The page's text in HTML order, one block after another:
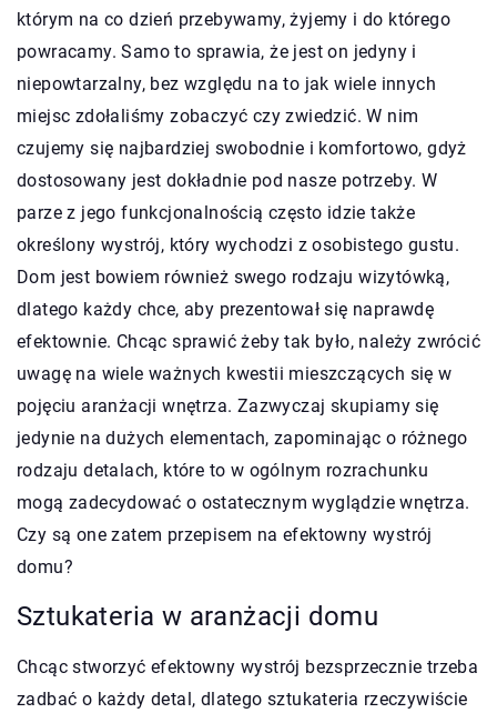
którym na co dzień przebywamy, żyjemy i do którego
powracamy. Samo to sprawia, że jest on jedyny i
niepowtarzalny, bez względu na to jak wiele innych
miejsc zdołaliśmy zobaczyć czy zwiedzić. W nim
czujemy się najbardziej swobodnie i komfortowo, gdyż
dostosowany jest dokładnie pod nasze potrzeby. W
parze z jego funkcjonalnością często idzie także
określony wystrój, który wychodzi z osobistego gustu.
Dom jest bowiem również swego rodzaju wizytówką,
dlatego każdy chce, aby prezentował się naprawdę
efektownie. Chcąc sprawić żeby tak było, należy zwrócić
uwagę na wiele ważnych kwestii mieszczących się w
pojęciu aranżacji wnętrza. Zazwyczaj skupiamy się
jedynie na dużych elementach, zapominając o różnego
rodzaju detalach, które to w ogólnym rozrachunku
mogą zadecydować o ostatecznym wyglądzie wnętrza.
Czy są one zatem przepisem na efektowny wystrój
domu?
Sztukateria w aranżacji domu
Chcąc stworzyć efektowny wystrój bezsprzecznie trzeba
zadbać o każdy detal, dlatego sztukateria rzeczywiście